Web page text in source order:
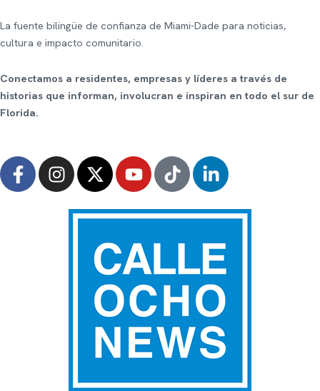
to
content
La fuente bilingüe de confianza de Miami-Dade para noticias,
cultura e impacto comunitario.
Conectamos a residentes, empresas y líderes a través de
historias que informan, involucran e inspiran en todo el sur de
Florida.
F
a
I
n
X
-
w
t
t
e
r
Y
o
t
b
e
T
i
t
L
i
k
d
i
n
-
i
n